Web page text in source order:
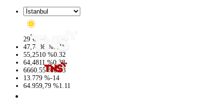
29°C
47,7436 %0.18
55,2510 %0.32
64,4811 %0.38
6660.55 %0.03
13.779 %-14
64.959,79 %1.11